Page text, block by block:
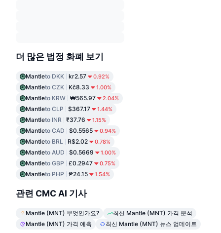
더 많은 법정 화폐 보기
Mantleto DKK kr2.57 0.92%
Mantleto CZK Kč8.33 1.00%
Mantleto KRW ₩565.97 2.04%
Mantleto CLP $367.17 1.44%
Mantleto INR ₹37.76 1.15%
Mantleto CAD $0.5565 0.94%
Mantleto BRL R$2.02 0.78%
Mantleto AUD $0.5669 1.00%
Mantleto GBP £0.2947 0.75%
Mantleto PHP ₱24.15 1.54%
관련 CMC AI 기사
Mantle (MNT) 무엇인가요?
최신 Mantle (MNT) 가격 분석
Mantle (MNT) 가격 예측
최신 Mantle (MNT) 뉴스 업데이트